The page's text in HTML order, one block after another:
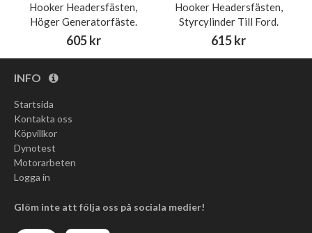
Hooker Headersfästen,
Höger Generatorfäste.
605 kr
Hooker Headersfästen,
Styrcylinder Till Ford.
615 kr
INFO
Startsida
Kontakta oss
Köpvillkor
Dynotest
Motorarbeten
Logga in
Glöm inte att följa oss på sociala medier!